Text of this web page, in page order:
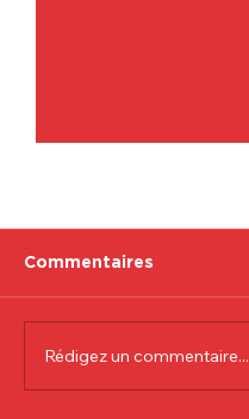
Commentaires
Rédigez un commentaire...